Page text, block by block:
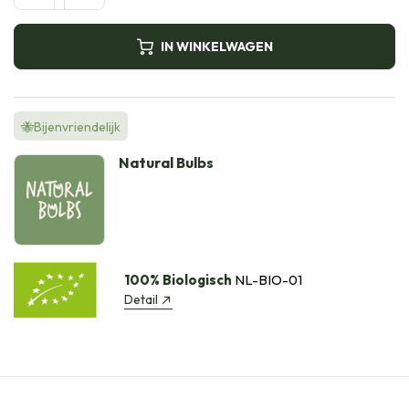
IN WINKELWAGEN
🐝Bijenvriendelijk
Natural Bulbs
100% Biologisch NL-BIO-01
Detail